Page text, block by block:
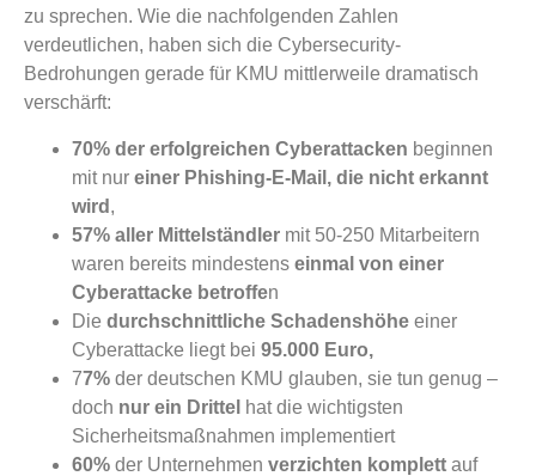
zu sprechen. Wie die nachfolgenden Zahlen
verdeutlichen, haben sich die Cybersecurity-
Bedrohungen gerade für KMU mittlerweile dramatisch
verschärft:
70% der erfolgreichen Cyberattacken beginnen
mit nur einer Phishing-E-Mail, die nicht erkannt
wird ,
57% aller Mittelständler mit 50-250 Mitarbeitern
waren bereits mindestens einmal von einer
Cyberattacke betroffen
Die durchschnittliche Schadenshöhe einer
Cyberattacke liegt bei 95.000 Euro,
77% der deutschen KMU glauben, sie tun genug –
doch nur ein Drittel hat die wichtigsten
Sicherheitsmaßnahmen implementiert
60% der Unternehmen verzichten komplett auf